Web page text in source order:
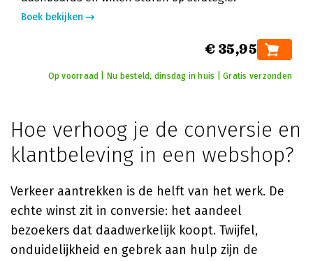
Boek bekijken
€ 35,95
Op voorraad | Nu besteld, dinsdag in huis | Gratis verzonden
Hoe verhoog je de conversie en
klantbeleving in een webshop?
Verkeer aantrekken is de helft van het werk. De
echte winst zit in conversie: het aandeel
bezoekers dat daadwerkelijk koopt. Twijfel,
onduidelijkheid en gebrek aan hulp zijn de